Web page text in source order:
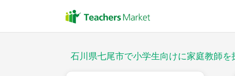
石川県七尾市で小学生向けに家庭教師を
授業スタイル